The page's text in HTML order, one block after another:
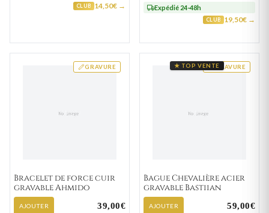
CLUB 14,50€ → Expédié 24-48h
CLUB 19,50€ →
GRAVURE
Bracelet de force cuir
gravable Ahmido
AJOUTER 39,00€
GRAVURE
★ TOP VENTE
Bague Chevalière acier
gravable Bastiian
AJOUTER 59,00€